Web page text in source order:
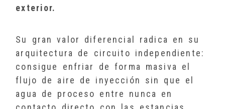
exterior.
Su gran valor diferencial radica en su
arquitectura de circuito independiente:
consigue enfriar de forma masiva el
flujo de aire de inyección sin que el
agua de proceso entre nunca en